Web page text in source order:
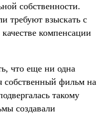
собственности.
требуют взыскать с
компенсации
что еще ни одна
собственный фильм на
такому
создавали